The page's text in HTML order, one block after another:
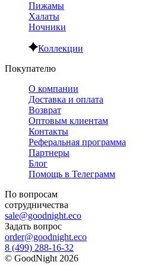
Пижамы
Халаты
Ночники
Коллекции
Покупателю
О компании
Доставка и оплата
Возврат
Оптовым клиентам
Контакты
Реферальная программа
Партнеры
Блог
Помощь в Телеграмм
По вопросам
сотрудничества
sale@goodnight.eco
Задать вопрос
order@goodnight.eco
8 (499) 288-16-32
© GoodNight 2026